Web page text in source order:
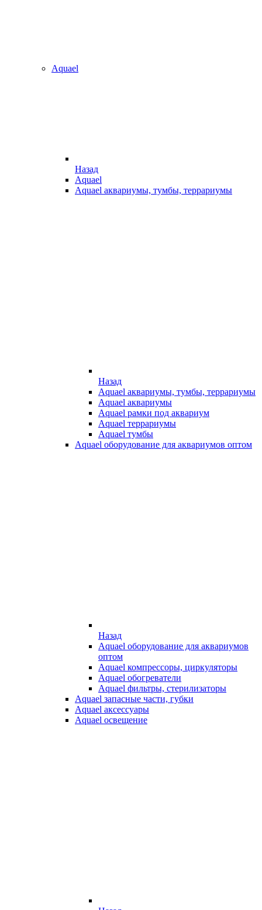
Aquael
Назад
Aquael
Aquael аквариумы, тумбы, террариумы
Назад
Aquael аквариумы, тумбы, террариумы
Aquael аквариумы
Aquael рамки под аквариум
Aquael террариумы
Aquael тумбы
Aquael оборудование для аквариумов оптом
Назад
Aquael оборудование для аквариумов
оптом
Aquael компрессоры, циркуляторы
Aquael обогреватели
Aquael фильтры, стерилизаторы
Aquael запасные части, губки
Aquael аксессуары
Aquael освещение